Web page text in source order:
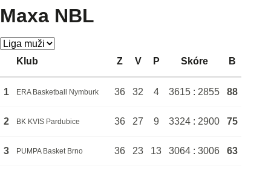
Maxa NBL
Klub Z V P Skóre B
1 ERA Basketball Nymburk 36 32 4 3615 : 2855 88
2 BK KVIS Pardubice 36 27 9 3324 : 2900 75
3 PUMPA Basket Brno 36 23 13 3064 : 3006 63